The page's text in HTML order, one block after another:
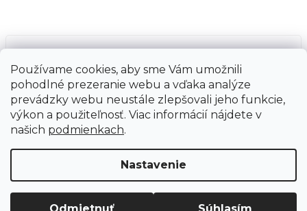
Používame cookies, aby sme Vám umožnili
pohodlné prezeranie webu a vďaka analýze
prevádzky webu neustále zlepšovali jeho funkcie,
výkon a použiteľnosť. Viac informácií nájdete v
našich podmienkach.
Nastavenie
Ground Cycling Store
práva vyhradené.
Upraviť nastavenie cookies